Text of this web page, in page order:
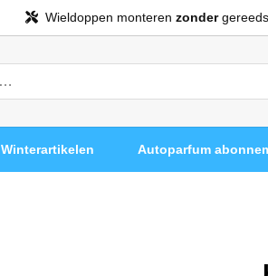
Wieldoppen monteren zonder
Winterartikelen Autoparfum